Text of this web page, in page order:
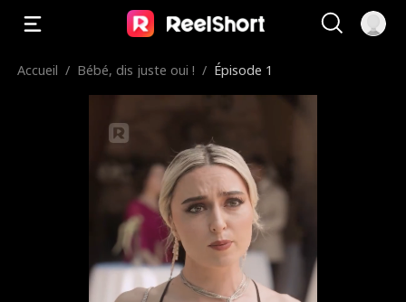
Accueil / Bébé, dis juste oui ! / Épisode 1